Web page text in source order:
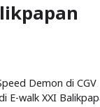
Demon di
walk XXI